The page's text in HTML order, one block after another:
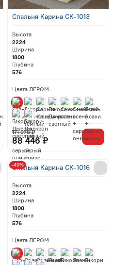
Спальня Карина СК-1013
Высота
2224
Ширина
1800
Глубина
576
Цвета ЛЕРОМ
88 446 ₽
171 978 ₽
Спальня Карина СК-1016
Высота
2224
Ширина
1800
Глубина
576
Цвета ЛЕРОМ
-40%